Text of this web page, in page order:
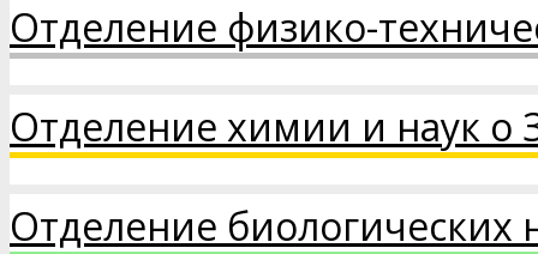
Отделение физико-
Отделение химии и наук о
Отделение биологических